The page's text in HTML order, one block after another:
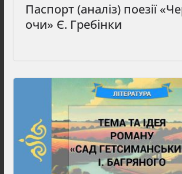
Паспорт (аналіз) поезії
очи» Є. Гребінки